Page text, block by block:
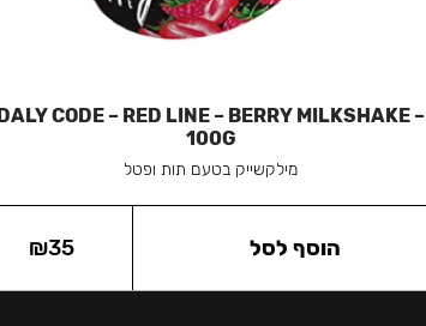
DALY CODE – RED LINE – BERRY MILKSHAKE –
100G
מילקשייק בטעם תות ופטל
₪35 הוסף לסל